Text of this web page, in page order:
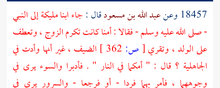
18457 وعن عبد الله بن مسعودقال :جاء ابنامليكةإلى النبي
- صلى الله عليه وسلم - فقالا : أمنا كانت تكرم الزوج ، وتعطف
على الولد ، وتقري[ص:
الضيف ، غير أنها وأدت في
الجاهلية ؟ قال : " أمكما في النار " . فأدبرا والسوء يرى في
وجوههما ، فأمر بهما فردا - أو فرجعا - والسرور يرى في